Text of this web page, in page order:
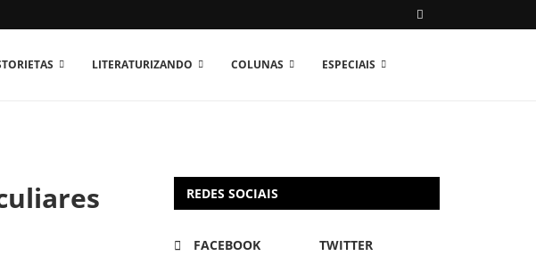
LITERATURIZANDO COLUNAS ESPECIAIS
REDES SOCIAIS
FACEBOOK
TWITTER